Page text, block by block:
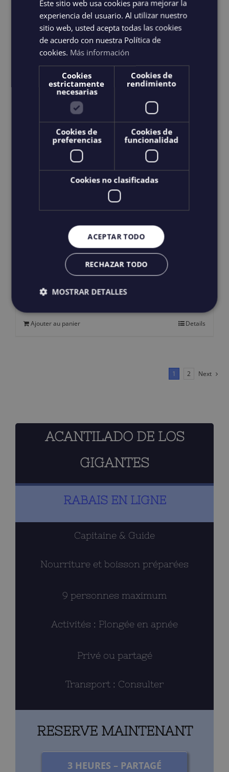
Choix des options
produit
a
plusieurs
variations.
Les
options
peuvent
être
choisies
sur
page
du
produit
Details
Howlin’ Dark Tortoise
Ajouter au panier Details
1 2 Next
ACANTILADO DE LOS
GIGANTES
RABAIS EN LIGNE
Capitaine & Guide
Nourriture et boisson préparées
9 personnes maximum
Activités : Plongée en apnée
Privé ou partagé
Transport : Consulter
RESERVE MAINTENANT
3 HEURES – PARTAGÉ
Este sitio web usa cookies para mejorar la
experiencia del usuario. Al utilizar nuestro
sitio web, usted acepta todas las cookies
de acuerdo con nuestra Política de
cookies. Más información
Cookies
estrictamente
necesarias
Cookies de
rendimiento
Cookies de
preferencias
Cookies de
funcionalidad
Cookies no clasificadas
ACEPTAR TODO
RECHAZAR TODO
MOSTRAR DETALLES